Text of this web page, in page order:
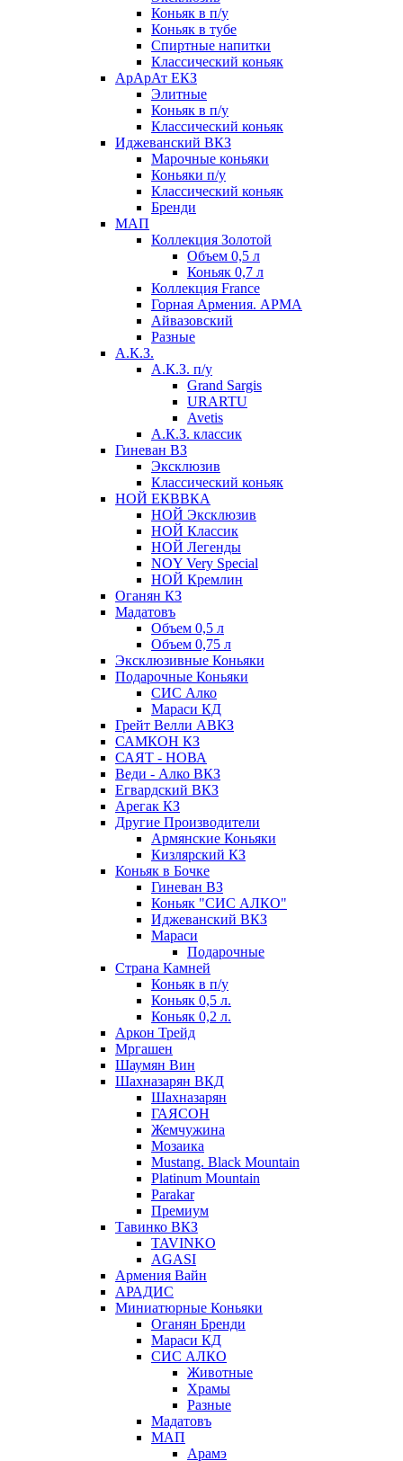
Коньяк в п/у
Коньяк в тубе
Спиртные напитки
Классический коньяк
АрАрАт ЕКЗ
Элитные
Коньяк в п/у
Классический коньяк
Иджеванский ВКЗ
Марочные коньяки
Коньяки п/у
Классический коньяк
Бренди
МАП
Коллекция Золотой
Объем 0,5 л
Коньяк 0,7 л
Коллекция France
Горная Армения. АРМА
Айвазовский
Разные
А.К.З.
А.К.З. п/у
Grand Sargis
URARTU
Avetis
А.К.З. классик
Гиневан ВЗ
Эксклюзив
Классический коньяк
НОЙ ЕКВВКА
НОЙ Эксклюзив
НОЙ Классик
НОЙ Легенды
NOY Very Speсial
НОЙ Кремлин
Оганян КЗ
Мадатовъ
Объем 0,5 л
Объем 0,75 л
Эксклюзивные Коньяки
Подарочные Коньяки
СИС Алко
Мараси КД
Грейт Велли АВКЗ
САМКОН КЗ
САЯТ - НОВА
Веди - Алко ВКЗ
Егвардский ВКЗ
Арегак КЗ
Другие Производители
Армянские Коньяки
Кизлярский КЗ
Коньяк в Бочке
Гиневан ВЗ
Коньяк "СИС АЛКО"
Иджеванский ВКЗ
Мараси
Подарочные
Страна Камней
Коньяк в п/у
Коньяк 0,5 л.
Коньяк 0,2 л.
Аркон Трейд
Мргашен
Шаумян Вин
Шахназарян ВКД
Шахназарян
ГАЯСОН
Жемчужина
Мозаика
Mustang. Black Mountain
Platinum Mountain
Parakar
Премиум
Тавинко ВКЗ
TAVINKO
AGASI
Армения Вайн
АРАДИС
Миниатюрные Коньяки
Оганян Бренди
Мараси КД
СИС АЛКО
Животные
Храмы
Разные
Мадатовъ
МАП
Арамэ